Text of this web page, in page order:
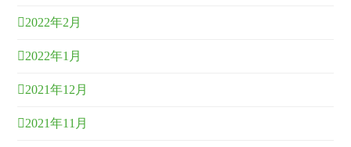
2022年2月
2022年1月
2021年12月
2021年11月